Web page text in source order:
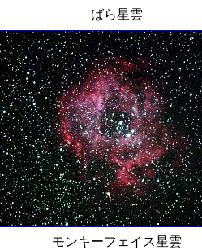
ばら星雲
モンキーフェイス星雲